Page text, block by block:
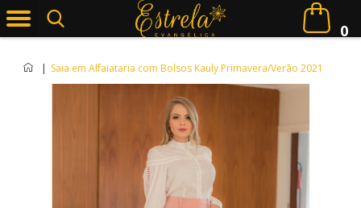
0
| Saia em Alfaiataria com Bolsos Kauly Primavera/Verão 2021